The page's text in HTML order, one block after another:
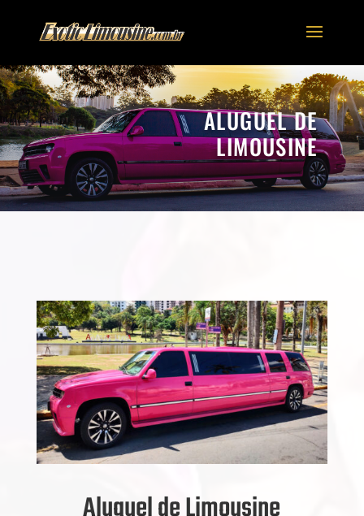
ALUGUEL DE
LIMOUSINE